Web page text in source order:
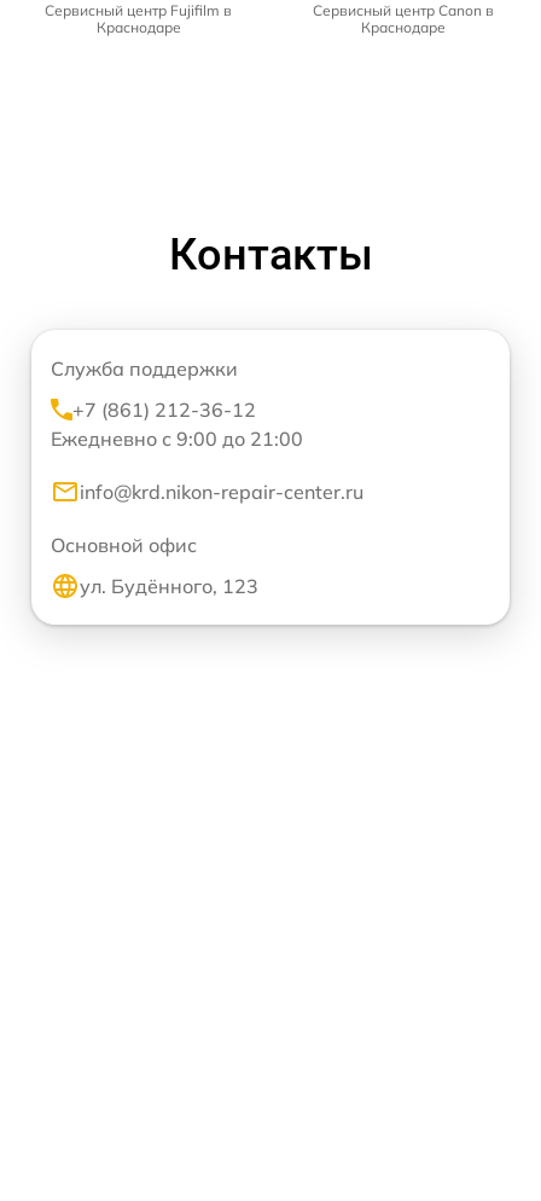
Сервисный центр Fujifilm в
Краснодаре
Сервисный центр Canon в
Краснодаре
Контакты
Служба поддержки
+7 (861) 212-36-12
Ежедневно с 9:00 до 21:00
info@krd.nikon-repair-center.ru
Основной офис
ул. Будённого, 123